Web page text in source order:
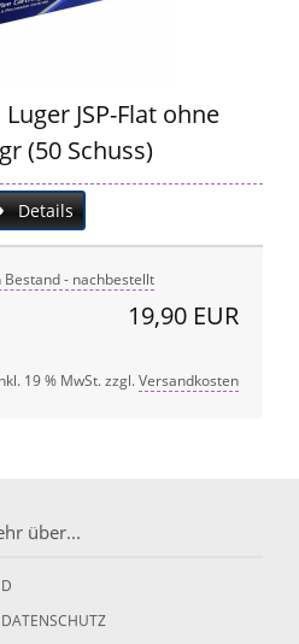
JSP-Flat ohne
(50 Schuss)
Details
Bestand - nachbestellt
19,90 EUR
19 % MwSt. zzgl.Versandkosten
über...